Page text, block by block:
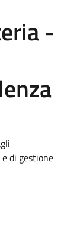
-
di gestione